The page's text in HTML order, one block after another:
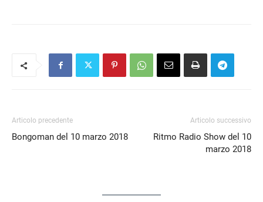
Articolo precedente
Bongoman del 10 marzo 2018
Articolo successivo
Ritmo Radio Show del 10
marzo 2018